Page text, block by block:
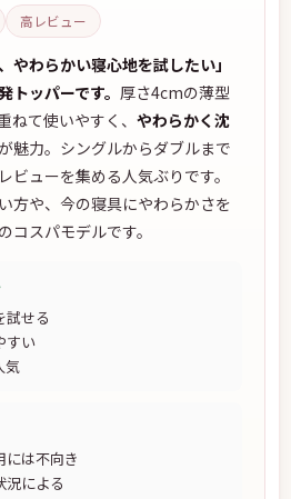
高レビュー
やわらかい寝心地を試したい」
トッパーです。 厚さ4cmの薄型
ねて使いやすく、 やわらかく沈
魅力。シングルからダブルまで
ビューを集める人気ぶりです。
方や、今の寝具にやわらかさを
コスパモデルです。
試せる
すい
気
には不向き
況による